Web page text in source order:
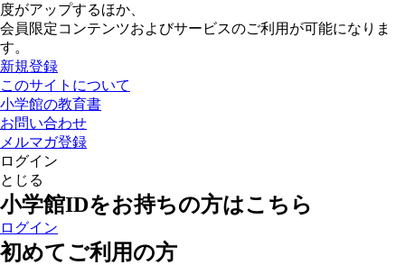
度がアップするほか、
会員限定コンテンツおよびサービスのご利用が可能になりま
す。
新規登録
このサイトについて
小学館の教育書
お問い合わせ
メルマガ登録
ログイン
とじる
小学館IDをお持ちの方はこちら
ログイン
初めてご利用の方